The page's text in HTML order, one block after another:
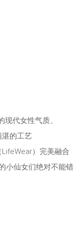
代女性气质、
的工艺
）完美融合
小仙女们绝对不能错